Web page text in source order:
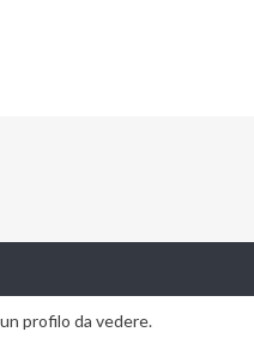
profilo da vedere.